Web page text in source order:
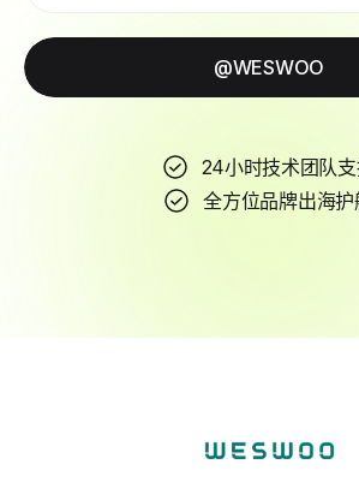
@WESWOO
24小时技术团队
全方位品牌出海护